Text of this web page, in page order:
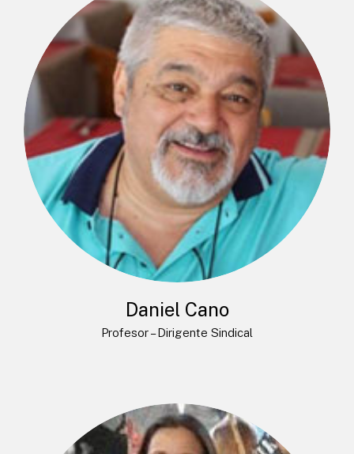
Daniel Cano
Profesor – Dirigente Sindical